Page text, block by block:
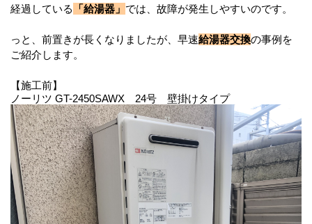
経過している
「給湯器」 では、故障が発生しやすいのです。
っと、前置きが長くなりましたが、早速給湯器交換の事例を
ご紹介します。
【施工前】
ノーリツ GT-2450SAWX 24号 壁掛けタイプ